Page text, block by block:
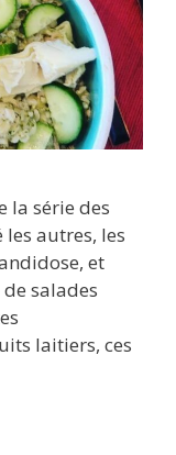
la série des
les autres, les
et
salades
laitiers, ces